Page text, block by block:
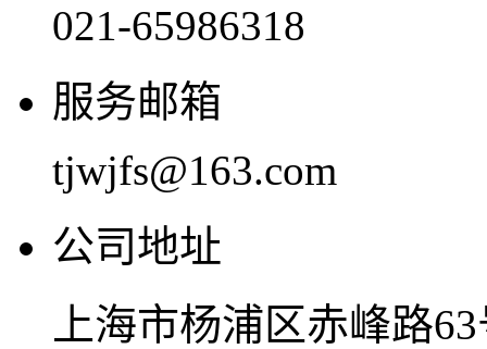
021-65986318
服务邮箱
tjwjfs@163.com
公司地址
上海市杨浦区赤峰路